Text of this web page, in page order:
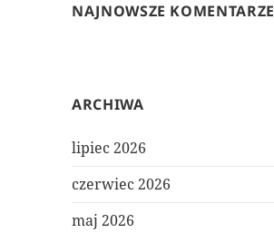
NAJNOWSZE KOMENTARZE
ARCHIWA
lipiec 2026
czerwiec 2026
maj 2026